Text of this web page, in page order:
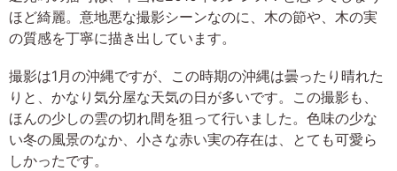
ほど綺麗。意地悪な撮影シーンなのに、木の節や、木の実
の質感を丁寧に描き出しています。
撮影は1月の沖縄ですが、この時期の沖縄は曇ったり晴れた
りと、かなり気分屋な天気の日が多いです。この撮影も、
ほんの少しの雲の切れ間を狙って行いました。色味の少な
い冬の風景のなか、小さな赤い実の存在は、とても可愛ら
しかったです。